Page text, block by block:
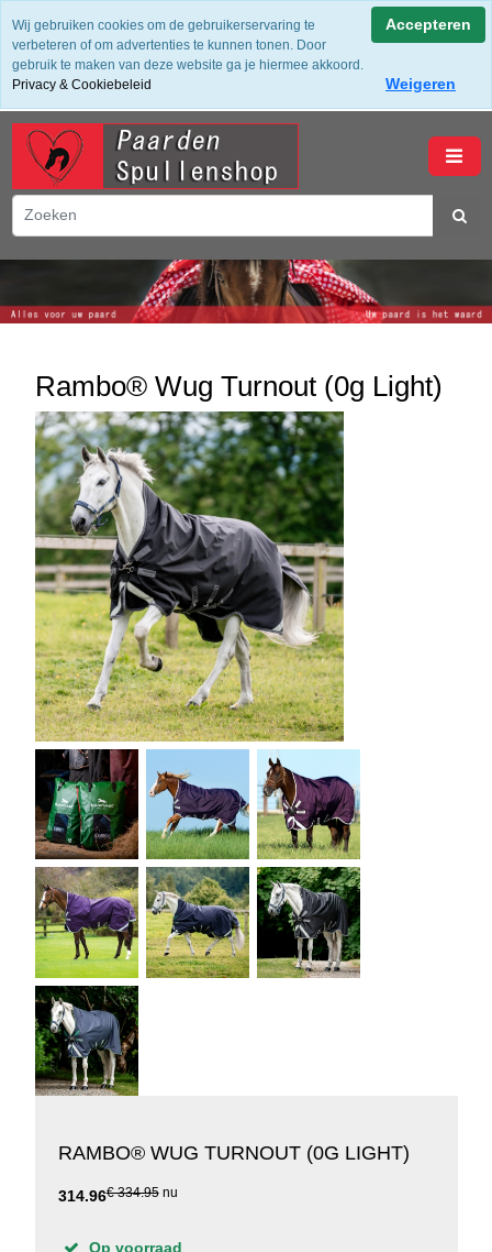
✔ Groot assortiment ✔ De beste merken ✔ Gratis verzending
vanaf 50,- (NL) ✔ Achteraf Betalen ✔ 14 dagen bedenktijd
winkelwagen
Rambo® Wug Turnout (0g Light)
RAMBO® WUG TURNOUT (0G LIGHT)
314.96€ 334.95nu
Op voorraad
Wij gebruiken cookies om de gebruikerservaring te
verbeteren of om advertenties te kunnen tonen. Door
gebruik te maken van deze website ga je hiermee akkoord.
Privacy & Cookiebeleid
Accepteren
Weigeren